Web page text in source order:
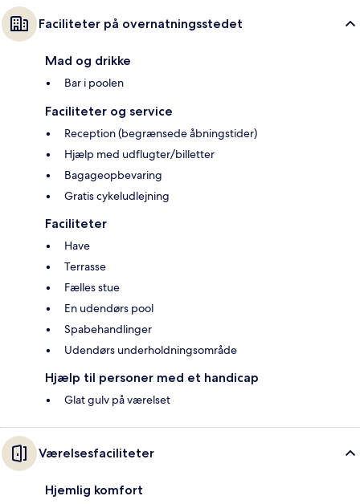
Faciliteter på overnatningsstedet
Mad og drikke
Bar i poolen
Faciliteter og service
Reception (begrænsede åbningstider)
Hjælp med udflugter/billetter
Bagageopbevaring
Gratis cykeludlejning
Faciliteter
Have
Terrasse
Fælles stue
En udendørs pool
Spabehandlinger
Udendørs underholdningsområde
Hjælp til personer med et handicap
Glat gulv på værelset
Værelsesfaciliteter
Hjemlig komfort